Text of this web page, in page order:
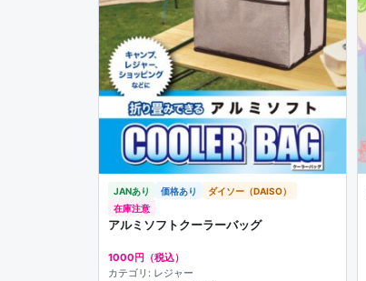
JANあり 価格あり
ダイソー（DAISO）
在庫注意
アルミソフトクーラーバッグ
1000円（税込）
カテゴリ: レジャー